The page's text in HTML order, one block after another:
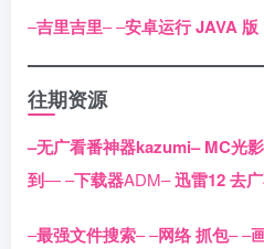
–吉里吉里––安卓运行 JAVA 版
往期资源
–无广看番神器kazumi– MC光影
到—–下载器ADM–迅雷12 去
–最强文件搜索––网络 抓包––